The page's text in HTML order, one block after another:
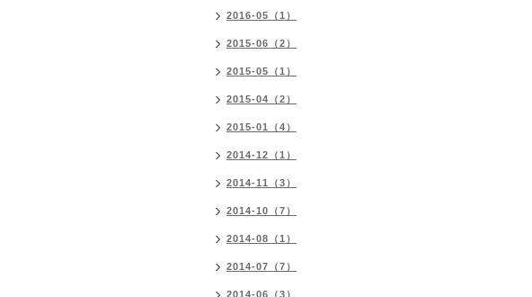
2016-05（1）
2015-06（2）
2015-05（1）
2015-04（2）
2015-01（4）
2014-12（1）
2014-11（3）
2014-10（7）
2014-08（1）
2014-07（7）
2014-06（3）